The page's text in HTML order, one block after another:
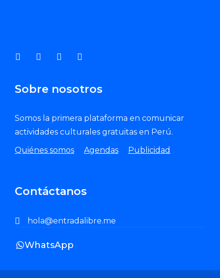
Sobre nosotros
Somos la primera plataforma en comunicar
actividades culturales gratuitas en Perú.
Quiénes somos
Agendas Publicidad
Contáctanos
hola@entradalibre.me
WhatsApp